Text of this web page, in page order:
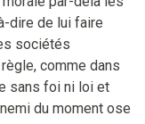
dire de lui faire
sociétés
comme dans
sans foi ni loi et
du moment ose